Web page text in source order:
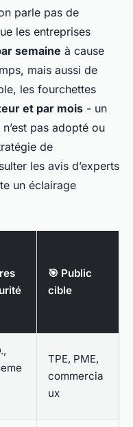
parle pas de
les entreprises
semaine à cause
mais aussi de
les fourchettes
et par mois - un
pas adopté ou
de
les avis d’experts
un éclairage
🎯 Public
cible
TPE, PME,
commercia
ux